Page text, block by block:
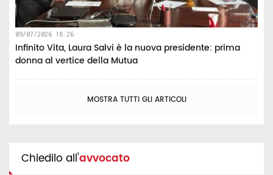
09/07/2026 18:26
Infinito Vita, Laura Salvi è la nuova presidente: prima
donna al vertice della Mutua
MOSTRA TUTTI GLI ARTICOLI
Chiedilo all'avvocato